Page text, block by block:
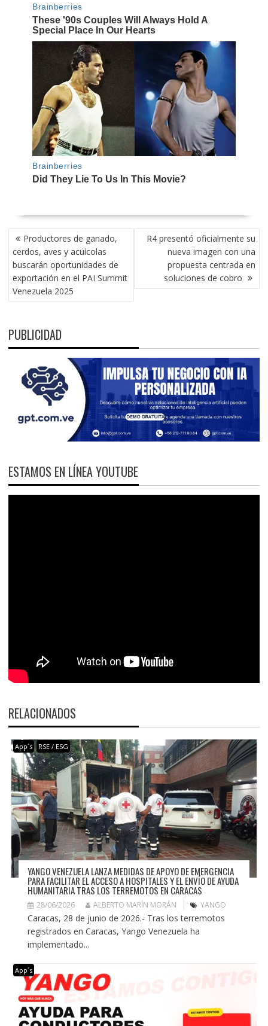
NAVEGACIÓN
DE
ENTRADAS
Productores de ganado,
cerdos, aves y acuícolas
buscarán oportunidades de
exportación en el PAI Summit
Venezuela 2025
R4 presentó oficialmente su
nueva imagen con una
propuesta centrada en
soluciones de cobro
PUBLICIDAD
ESTAMOS EN LÍNEA YOUTUBE
RELACIONADOS
App´s RSE / ESG
YANGO VENEZUELA LANZA MEDIDAS DE APOYO DE EMERGENCIA
PARA FACILITAR EL ACCESO A HOSPITALES Y EL ENVÍO DE AYUDA
HUMANITARIA TRAS LOS TERREMOTOS EN CARACAS
28/06/2026 ALBERTO MARÍN MORÁN YANGO
Caracas, 28 de junio de 2026.- Tras los terremotos
registrados en Caracas, Yango Venezuela ha
implementado...
App´s